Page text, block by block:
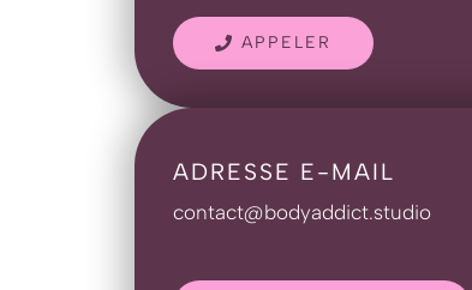
APPELER
ADRESSE E-MAIL
contact@bodyaddict.studio